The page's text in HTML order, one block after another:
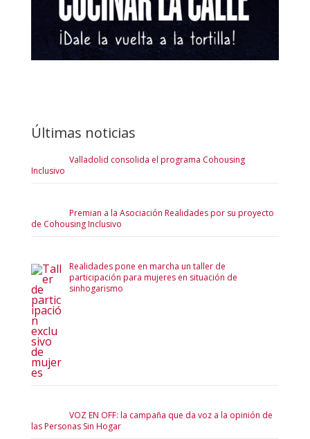
Últimas noticias
Valladolid consolida el programa Cohousing
Inclusivo
Premian a la Asociación Realidades por su proyecto
de Cohousing Inclusivo
Realidades pone en marcha un taller de
participación para mujeres en situación de
sinhogarismo
VOZ EN OFF: la campaña que da voz a la opinión de
las Personas Sin Hogar